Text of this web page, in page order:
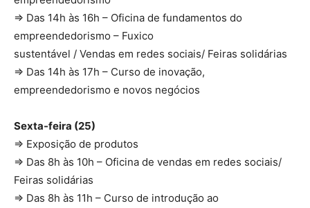
⇒ Das 14h às 16h – Oficina de fundamentos do
empreendedorismo – Fuxico
sustentável / Vendas em redes sociais/ Feiras solidárias
⇒ Das 14h às 17h – Curso de inovação,
empreendedorismo e novos negócios
Sexta-feira (25)
⇒ Exposição de produtos
⇒ Das 8h às 10h – Oficina de vendas em redes sociais/
Feiras solidárias
⇒ Das 8h às 11h – Curso de introdução ao